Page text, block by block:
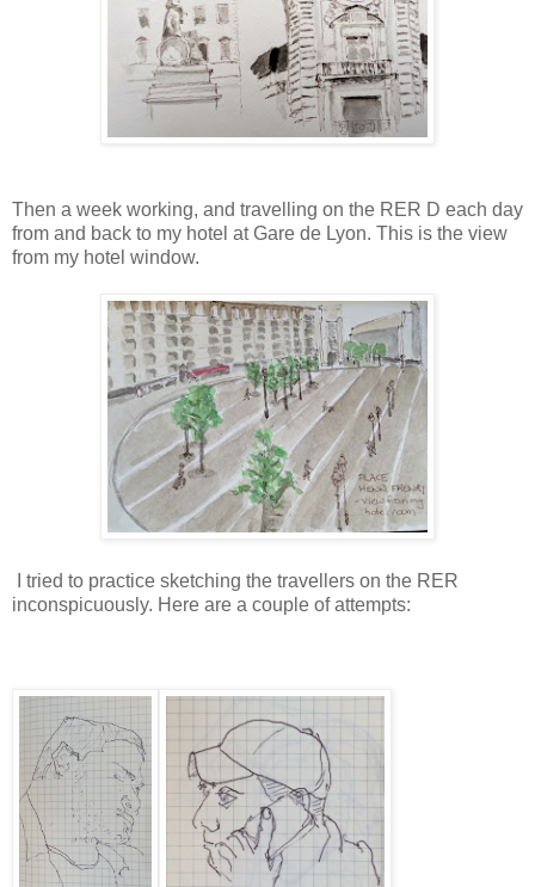
Then a week working, and travelling on the RER D each day
from and back to my hotel at Gare de Lyon. This is the view
from my hotel window.
I tried to practice sketching the travellers on the RER
inconspicuously. Here are a couple of attempts: